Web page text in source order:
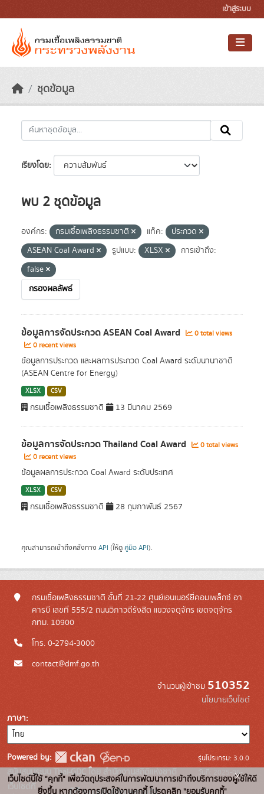
เข้าสู่ระบบ
ชุดข้อมูล
เรียงโดย
พบ 2 ชุดข้อมูล
องค์กร: กรมเชื้อเพลิงธรรมชาติ แท็ค:
ประกวด
ASEAN Coal Award
รูปแบบ: XLSX
การเข้าถึง:
false
กรองผลลัพธ์
ข้อมูลการจัดประกวด ASEAN Coal Award
0 total views
0 recent views
ข้อมูลการประกวด และผลการประกวด Coal Award ระดับนานาชาติ
(ASEAN Centre for Energy)
XLSX CSV
กรมเชื้อเพลิงธรรมชาติ 13 มีนาคม 2569
ข้อมูลการจัดประกวด Thailand Coal Award
0 total views
0 recent views
ข้อมูลผลการประกวด Coal Award ระดับประเทศ
XLSX CSV
กรมเชื้อเพลิงธรรมชาติ 28 กุมภาพันธ์ 2567
คุณสามารถเข้าถึงคลังทาง API (ให้ดู คู่มือ API).
กรมเชื้อเพลิงธรรมชาติ ชั้นที่ 21-22 ศูนย์เอนเนอร์ยี่คอมเพล็กซ์ อา
คารบี เลขที่ 555/2 ถนนวิภาวดีรังสิต แขวงจตุจักร เขตจตุจักร
กทม. 10900
โทร. 0-2794-3000
contact@dmf.go.th
จำนวนผู้เข้าชม 510352
นโยบายเว็บไซต์
ภาษา
Powered by:
สนับสนุนระบบ Thai-GDC โดย สำนักงานสถิติแห่งชาติ
รุ่นโปรแกรม: 3.0.0
วันที่: 2025-06-
10
เว็บไซต์นี้ใช้ "คุกกี้" เพื่อวัตถุประสงค์ในการพัฒนาการเข้าถึงบริการของผู้ใช้ให้ดี
ยิ่งขึ้น หากต้องการเปิดใช้งานคุกกี้ โปรดคลิก "ยอมรับคุกกี้"
x